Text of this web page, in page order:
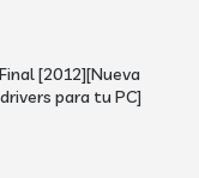
[2012][Nueva
para tu PC]